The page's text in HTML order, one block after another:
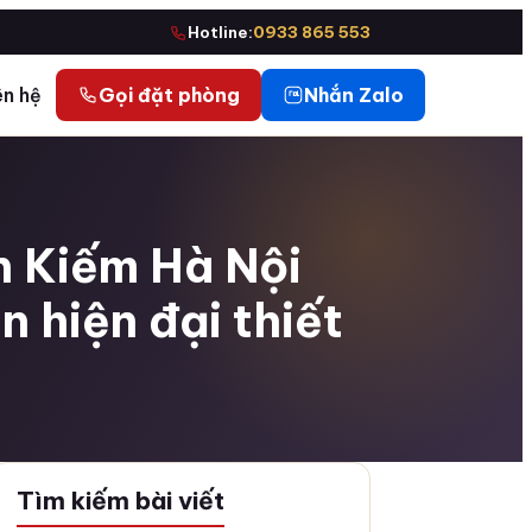
Hotline:0933 865 553
hệ Gọi đặt phòng Nhắn Zalo
Kiếm Hà Nội
hiện đại thiết
Tìm kiếm bài viết